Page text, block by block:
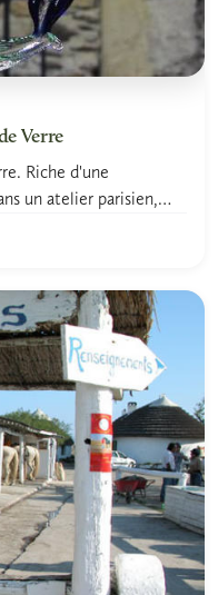
Verre
Riche d'une
un atelier parisien,